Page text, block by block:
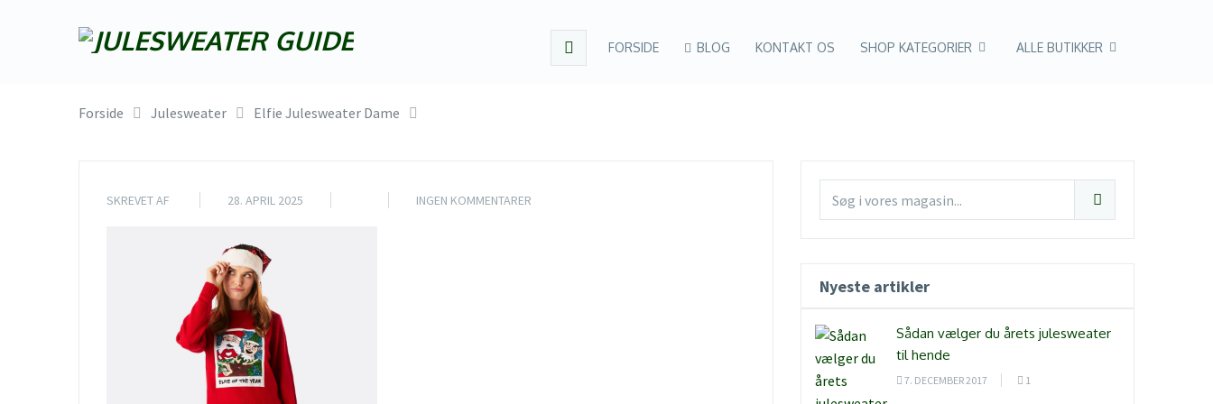
FORSIDE BLOG KONTAKT OS SHOP KATEGORIER ALLE BUTIKKER
Forside Julesweater Elfie Julesweater Dame
SKREVET AF 28. APRIL 2025 INGEN KOMMENTARER
Nyeste artikler
Sådan vælger du årets julesweater
til hende
7. DECEMBER 2017 1